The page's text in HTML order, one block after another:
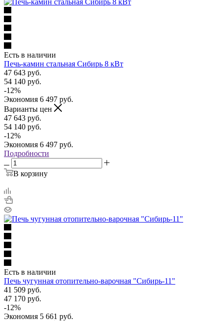
Есть в наличии
Печь-камин стальная Сибирь 8 кВт
47 643 руб.
54 140 руб.
-12%
Экономия 6 497 руб.
Варианты цен
47 643 руб.
54 140 руб.
-12%
Экономия 6 497 руб.
Подробности
В корзину
Есть в наличии
Печь чугунная отопительно-варочная "Сибирь-11"
41 509 руб.
47 170 руб.
-12%
Экономия 5 661 руб.